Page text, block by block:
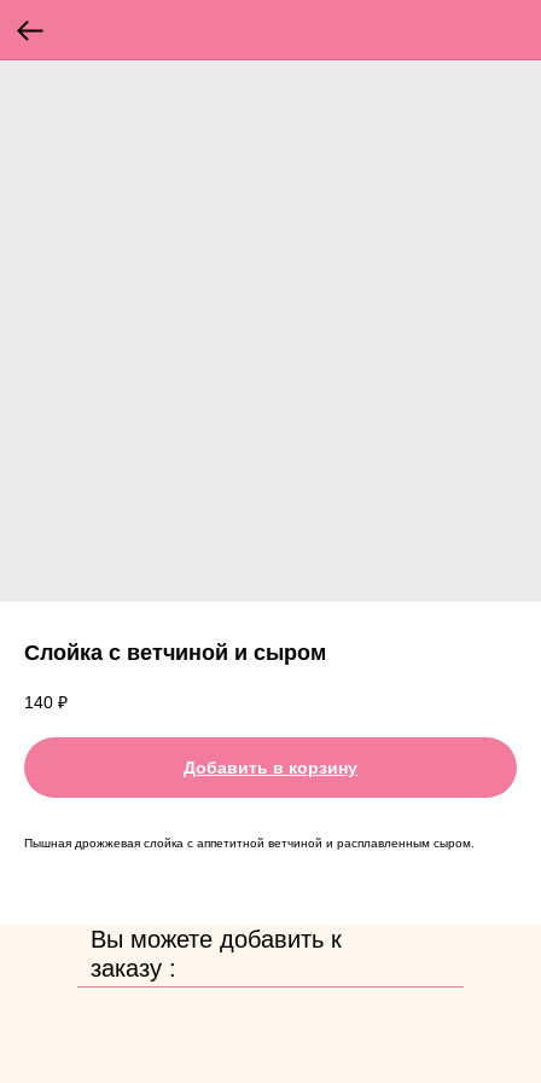
Слойка с ветчиной и сыром
140 ₽
Добавить в корзину
Пышная дрожжевая слойка с аппетитной ветчиной и расплавленным сыром.
Вы можете добавить к
заказу :